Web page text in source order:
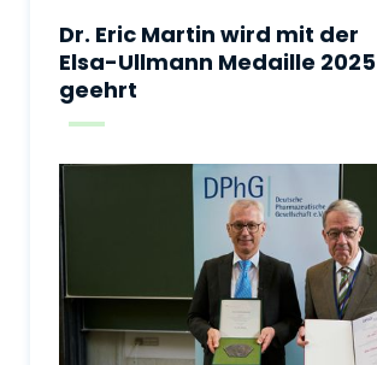
Dr. Eric Martin wird mit der
Elsa-Ullmann Medaille 2025
geehrt